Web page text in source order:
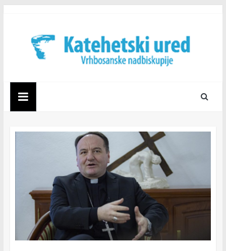
Katehetski
ured
Vrhbosanske
nadbiskupije